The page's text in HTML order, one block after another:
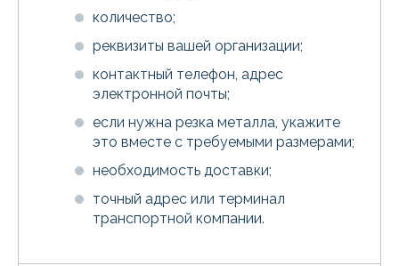
количество;
реквизиты вашей организации;
контактный телефон, адрес
электронной почты;
если нужна резка металла, укажите
это вместе с требуемыми размерами;
необходимость доставки;
точный адрес или терминал
транспортной компании.